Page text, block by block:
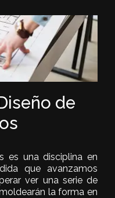
de
es una disciplina en
que avanzamos
ver una serie de
la forma en